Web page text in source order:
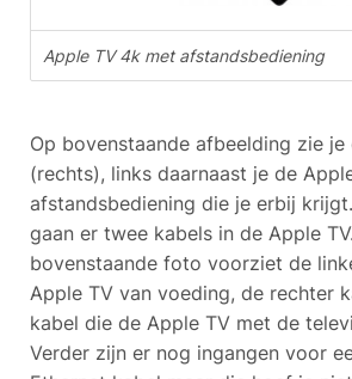
Apple TV 4k met afstandsbediening
Op bovenstaande afbeelding zie je
(rechts), links daarnaast je de
afstandsbediening die je erbij
gaan er twee kabels in de Apple
bovenstaande foto voorziet de
Apple TV van voeding, de rechter
kabel die de Apple TV met de
Verder zijn er nog ingangen voor